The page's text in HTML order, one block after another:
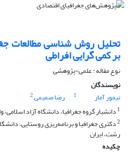
تحلیل روش شناسی مطالعات
بر کمی گرایی افراطی
نوع مقاله : علمی-پژوهشی
نویسندگان
تیمور آمار
1 رضا صمیمی2
1 دانشیار گروه جغرافیا، دانشگاه آزاد
2دکتری جغرافیا و برنامه‌ریزی روستایی،
رشت، ایران
چکیده